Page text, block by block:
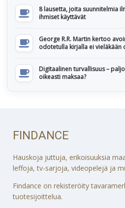
8 lausetta, joita suunnitelmia
ihmiset käyttävät
George R.R. Martin kertoo
odotetulla kirjalla ei vieläkään
Digitaalinen turvallisuus –
oikeasti maksaa?
FINDANCE
Hauskoja juttuja, erikoisuuksia
leffoja, tv-sarjoja, videopelejä ja
Findance on rekisteröity
tuotesijoittelua.